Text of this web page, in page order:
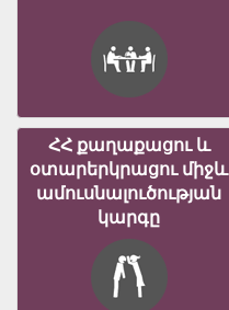
ՀՀ քաղաքացու և
օտարերկրացու միջև
ամուսնալուծության
կարգը